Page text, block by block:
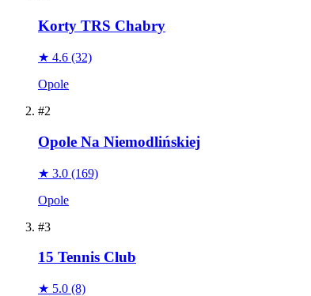
Korty TRS Chabry
★ 4.6 (32)
Opole
#2
Opole Na Niemodlińskiej
★ 3.0 (169)
Opole
#3
15 Tennis Club
★ 5.0 (8)